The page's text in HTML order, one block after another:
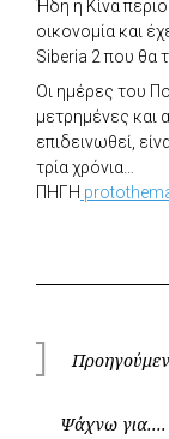
Ήδη η Κίνα
οικονομία και
Siberia 2 που θα
Οι ημέρες του
μετρημένες και
επιδεινωθεί,
τρία χρόνια…
ΠΗΓΗ
άρθρων